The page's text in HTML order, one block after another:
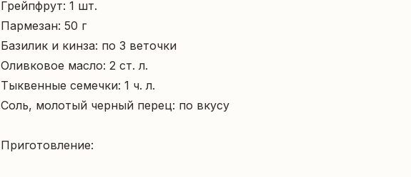
Грейпфрут: 1 шт.
Пармезан: 50 г
Базилик и кинза: по 3 веточки
Оливковое масло: 2 ст. л.
Тыквенные семечки: 1 ч. л.
Соль, молотый черный перец: по вкусу
Приготовление: